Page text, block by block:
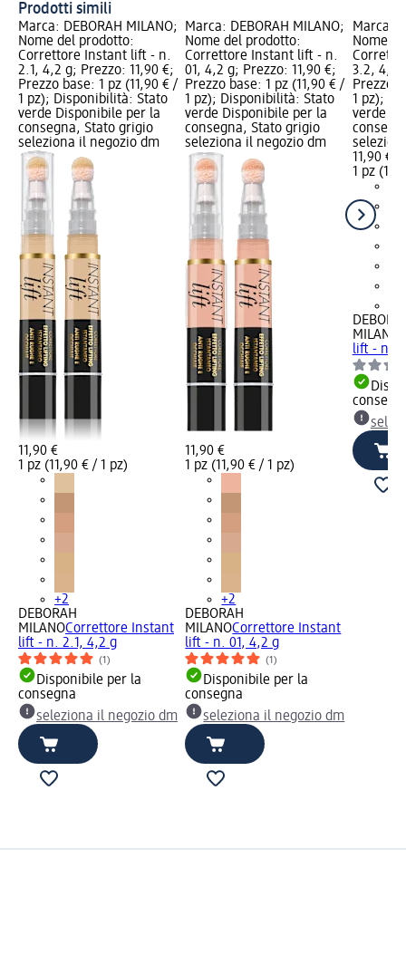
Prodotti simili
Marca: DEBORAH MILANO;
Nome del prodotto:
Correttore Instant lift - n.
2.1, 4,2 g; Prezzo: 11,90 €;
Prezzo base: 1 pz (11,90 € /
1 pz); Disponibilità: Stato
verde Disponibile per la
consegna, Stato grigio
seleziona il negozio dm
11,90 €
1 pz (11,90 € / 1 pz)
+2
DEBORAH
MILANOCorrettore Instant
lift - n. 2.1, 4,2 g
(1)
Disponibile per la
consegna
seleziona il negozio dm
Marca: DEBORAH MILANO;
Nome del prodotto:
Correttore Instant lift - n.
01, 4,2 g; Prezzo: 11,90 €;
Prezzo base: 1 pz (11,90 € /
1 pz); Disponibilità: Stato
verde Disponibile per la
consegna, Stato grigio
seleziona il negozio dm
11,90 €
1 pz (11,90 € / 1 pz)
+2
DEBORAH
MILANOCorrettore Instant
lift - n. 01, 4,2 g
(1)
Disponibile per la
consegna
seleziona il negozio dm
Marca:
Nome
3.2, 4,2
Prezzo
1 pz);
verde
11,90 €
1 pz
MILANO
lift - n.